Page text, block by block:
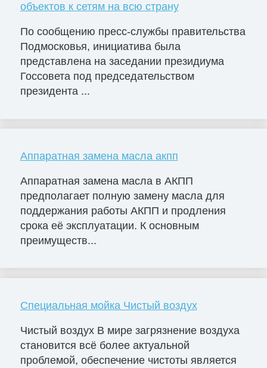
объектов к сетям на всю страну
По сообщению пресс-службы правительства
Подмосковья, инициатива была
представлена на заседании президиума
Госсовета под председательством
президента ...
Аппаратная замена масла акпп
Аппаратная замена масла в АКПП
предполагает полную замену масла для
поддержания работы АКПП и продления
срока её эксплуатации. К основным
преимуществ...
Специальная мойка Чистый воздух
Чистый воздух В мире загрязнение воздуха
становится всё более актуальной
проблемой, обеспечение чистоты является